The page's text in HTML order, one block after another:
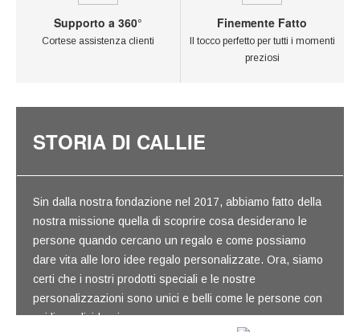
Supporto a 360°
Cortese assistenza clienti
Finemente Fatto
Il tocco perfetto per tutti i momenti
preziosi
STORIA DI CALLIE
Sin dalla nostra fondazione nel 2017, abbiamo fatto della
nostra missione quella di scoprire cosa desiderano le
persone quando cercano un regalo e come possiamo
dare vita alle loro idee regalo personalizzate. Ora, siamo
certi che i nostri prodotti speciali e le nostre
personalizzazioni sono unici e belli come le persone con
cui li condividerai.